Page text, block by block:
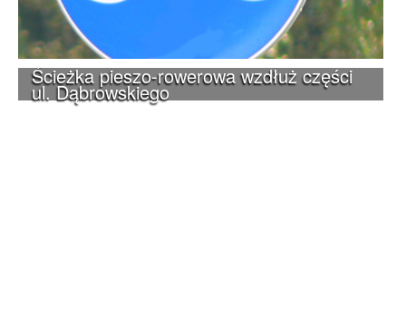
Ścieżka pieszo-rowerowa wzdłuż części
ul. Dąbrowskiego